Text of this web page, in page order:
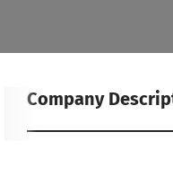
Company